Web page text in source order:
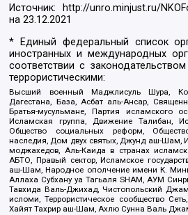
Источник: http://unro.minjust.ru/
на23.12.2021
* Единый федеральный список
иностранных и международных
соответствии с
террористическими:
Высший военный Маджлисуль Шура,
Дагестана, База, Асбат аль-Ансар,
Братья-мусульмане, Партия исламского
Исламская группа, Движение Талибан,
Общество социальных реформ,
наследия, Дом двух святых, Джунд аш-
моджахедов, Аль-Каида в странах
АБТО, Правый сектор, Исламское
аш-Шам, Народное ополчение имени К.
Аллаха Субхану уа Тагьаля SHAM, АУМ
Тавхида Валь-Джихад, Чистопольский
исломи, Террористическое сообщество
Хайят Тахрир аш-Шам, Ахлю Сунна Валь